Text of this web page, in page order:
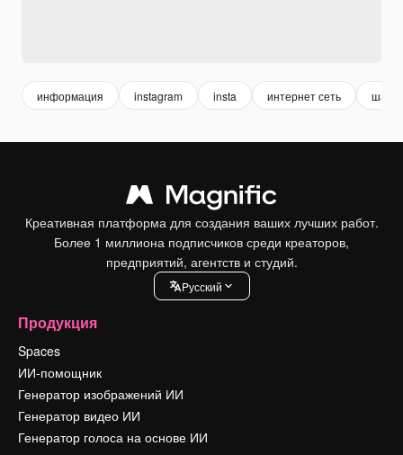
информация instagram insta интернет сеть
Креативная платформа для создания ваших лучших работ.
Более 1 миллиона подписчиков среди креаторов,
предприятий, агентств и студий.
Pусский
Продукция
Spaces
ИИ-помощник
Генератор изображений ИИ
Генератор видео ИИ
Генератор голоса на основе ИИ